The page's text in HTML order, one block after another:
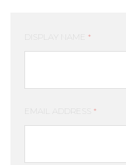
DISPLAY NAME *
EMAIL ADDRESS *